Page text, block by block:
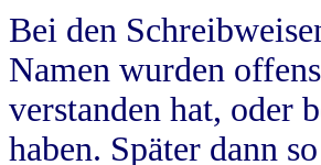
Bei den
Namen wurden
verstanden hat, oder
haben. Später dann